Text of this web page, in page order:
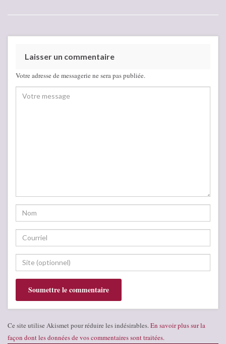
Laisser un commentaire
Votre adresse de messagerie ne sera pas publiée.
Ce site utilise Akismet pour réduire les indésirables. En savoir plus sur la
façon dont les données de vos commentaires sont traitées.